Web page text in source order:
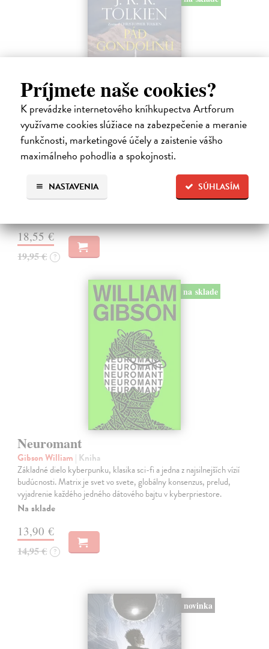
Príjmete naše cookies?
K prevádzke internetového kníhkupectva Artforum
využívame cookies slúžiace na zabezpečenie a meranie
funkčnosti, marketingové účely a zaistenie vášho
maximálneho pohodlia a spokojnosti.
SÚHLASÍM
NASTAVENIA
Pád Gondolinu
Tolkien J.R.R.| Kniha
Legenda o páde Gondolinu hovorí o boji dvoch najväčších mocností
sveta. Zlo predstavuje Morgoth, najhorší zo všetkých, vodca
obrovských armád, ktoré riadi zo svojej železnej pevnosti.
18,55 €
19,95 € ?
na sklade
Neuromant
Gibson William | Kniha
Základné dielo kyberpunku, klasika sci-fi a jedna z najsilnejších vízií
budúcnosti. Matrix je svet vo svete, globálny konsenzus, prelud,
vyjadrenie každého jedného dátového bajtu v kyberpriestore.
Na sklade
13,90 €
14,95 € ?
novinka